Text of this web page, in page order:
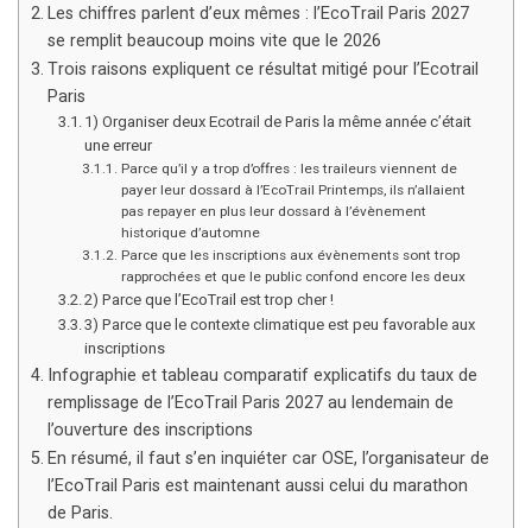
Les chiffres parlent d’eux mêmes : l’EcoTrail Paris 2027
se remplit beaucoup moins vite que le 2026
Trois raisons expliquent ce résultat mitigé pour l’Ecotrail
Paris
1) Organiser deux Ecotrail de Paris la même année c’était
une erreur
Parce qu’il y a trop d’offres : les traileurs viennent de
payer leur dossard à l’EcoTrail Printemps, ils n’allaient
pas repayer en plus leur dossard à l’évènement
historique d’automne
Parce que les inscriptions aux évènements sont trop
rapprochées et que le public confond encore les deux
2) Parce que l’EcoTrail est trop cher !
3) Parce que le contexte climatique est peu favorable aux
inscriptions
Infographie et tableau comparatif explicatifs du taux de
remplissage de l’EcoTrail Paris 2027 au lendemain de
l’ouverture des inscriptions
En résumé, il faut s’en inquiéter car OSE, l’organisateur de
l’EcoTrail Paris est maintenant aussi celui du marathon
de Paris.